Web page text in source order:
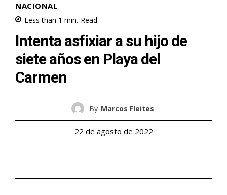
NACIONAL
Less than 1 min. Read
Intenta asfixiar a su hijo de
siete años en Playa del
Carmen
By Marcos Fleites
22 de agosto de 2022